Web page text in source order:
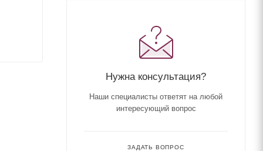
Нужна консультация?
Наши специалисты ответят на любой
интересующий вопрос
ЗАДАТЬ ВОПРОС